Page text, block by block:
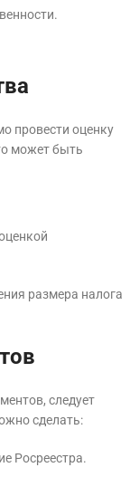
провести оценку
может быть
размера налога
следует
сделать:
Росреестра.